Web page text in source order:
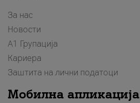
За нас
Новости
А1 Групација
Кариера
Заштита на лични податоци
Мобилна апликација